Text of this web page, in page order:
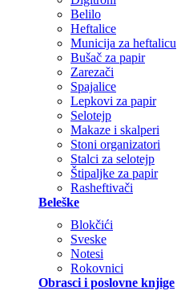
Belilo
Heftalice
Municija za heftalicu
Bušač za papir
Zarezači
Spajalice
Lepkovi za papir
Selotejp
Makaze i skalperi
Stoni organizatori
Stalci za selotejp
Štipaljke za papir
Rasheftivači
Beleške
Blokčići
Sveske
Notesi
Rokovnici
Obrasci i poslovne knjige